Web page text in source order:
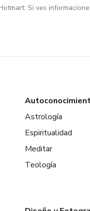
Si ves
Astrología
Espiritualidad
Meditar
Teología